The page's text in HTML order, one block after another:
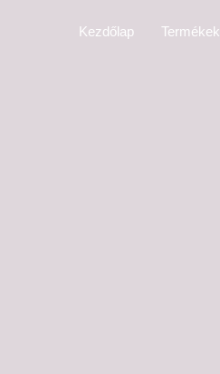
Kezdőlap Termékek